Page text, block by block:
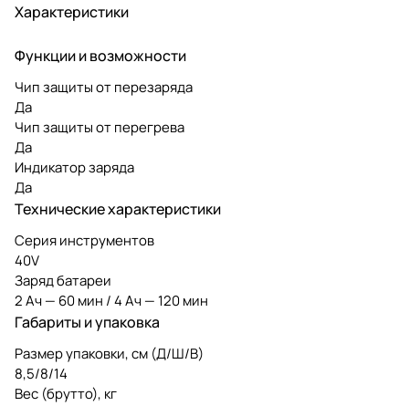
Характеристики
Функции и возможности
Чип защиты от перезаряда
Да
Чип защиты от перегрева
Да
Индикатор заряда
Да
Технические характеристики
Серия инструментов
40V
Заряд батареи
2 Ач — 60 мин / 4 Ач — 120 мин
Габариты и упаковка
Размер упаковки, см (Д/Ш/В)
8,5/8/14
Вес (брутто), кг